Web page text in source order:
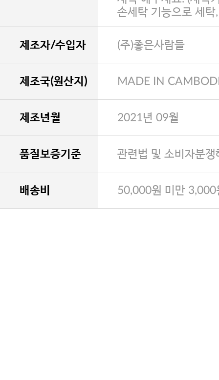
손세탁 기능으로 세탁
제조자/수입자 (주)좋은사람들
제조국(원산지) MADE IN
제조년월 2021년 09월
품질보증기준 관련법 및 소비자분
배송비 50,000원 미만 3,000